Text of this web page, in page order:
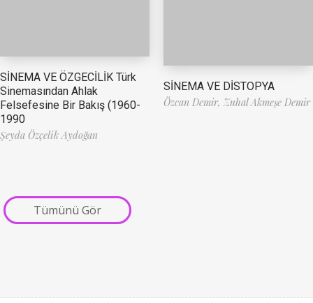
SİNEMA VE ÖZGECİLİK Türk
Sinemasından Ahlak
Felsefesine Bir Bakış (1960-
1990
Şeyda Özçelik Aydoğan
SİNEMA VE DİSTOPYA
Özcan Demir, Zuhal Akmeşe Demir
Tümünü Gör